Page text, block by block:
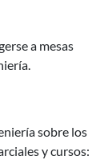
y cursos: